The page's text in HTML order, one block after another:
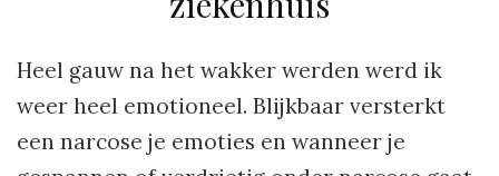
Heel gauw na het wakker werden werd ik
weer heel emotioneel. Blijkbaar versterkt
een narcose je emoties en wanneer je